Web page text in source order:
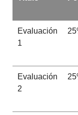
Evaluación
1
Evaluación
2